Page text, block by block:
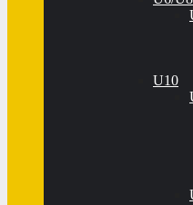
U10